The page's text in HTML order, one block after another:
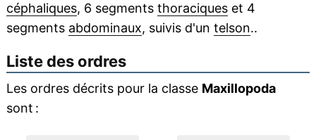
céphaliques, 6 segments thoraciqueset 4
segments abdominaux, suivis d'un telson..
Liste des ordres
Les ordres décrits pour la classe Maxillopoda
sont :